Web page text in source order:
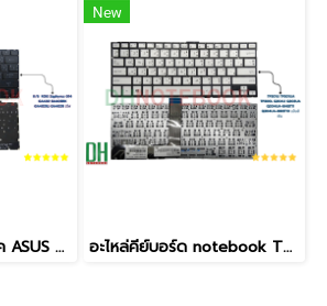
อะไหล่คีย์บอร์ดโน๊ตบุ๊ค ASUS ROG Zephyrus G14 (GA402 Series) มีไฟ RGB/Backlight ตรงรุ่น
New
อะไหล่คีย์บอร์ด notebook TP301U แป้นสีเงิน (Silver) ตรงรุ่น เกรดคุณภาพ